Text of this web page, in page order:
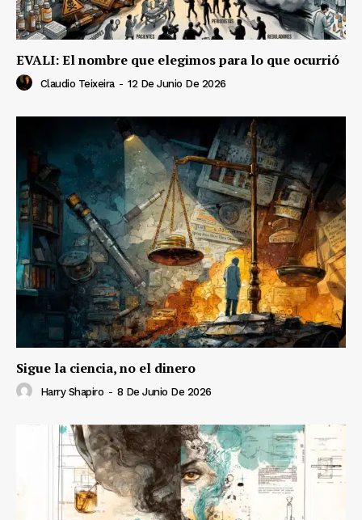
EVALI: El nombre que elegimos para lo que ocurrió
Claudio Teixeira - 12 De Junio De 2026
Sigue la ciencia, no el dinero
Harry Shapiro - 8 De Junio De 2026